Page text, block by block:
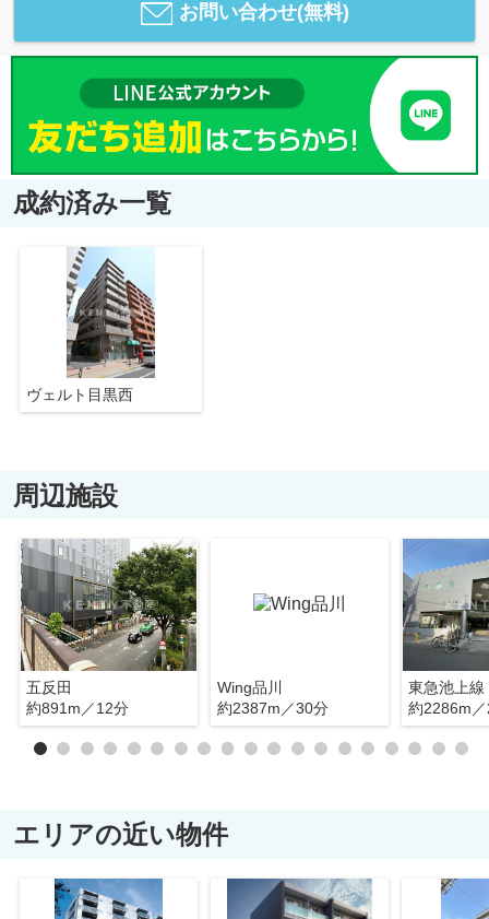
お問い合わせ(無料)
成約済み一覧
ヴェルト目黒西
周辺施設
五反田
約891m／12分
Wing品川
約2387m／30分
約2286m
エリアの近い物件